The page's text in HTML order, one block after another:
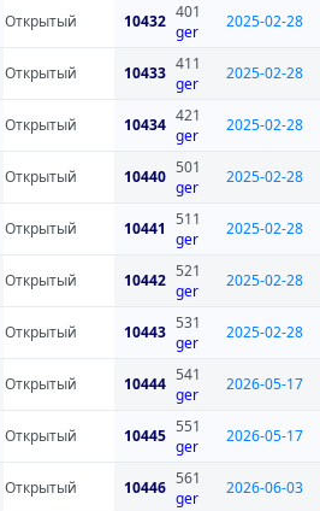
Открытый 10432 401
ger
2025-02-28
Открытый 10433 411
ger
2025-02-28
Открытый 10434 421
ger
2025-02-28
Открытый 10440 501
ger
2025-02-28
Открытый 10441 511
ger
2025-02-28
Открытый 10442 521
ger
2025-02-28
Открытый 10443 531
ger
2025-02-28
Открытый 10444 541
ger
2026-05-17
Открытый 10445 551
ger
2026-05-17
Открытый 10446 561
ger
2026-06-03